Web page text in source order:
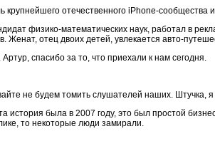
крупнейшего отечественного iPhone-
физико-математических наук, работал в
Женат, отец двоих детей, увлекается авто-
спасибо за то, что приехали к нам сегодня.
не будем томить слушателей наших. Штучка,
история была в 2007 году, это был простой
то некоторые люди замирали.